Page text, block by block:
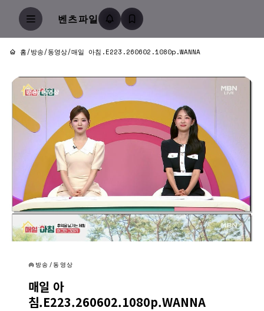
벤츠파일
홈/방송/동영상/매일 아침.E223.260602.1080p.WANNA
방송/동영상
방송/동영상
매일 아
침.E223.260602.1080p.WANNA